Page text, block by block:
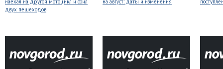
наехал на другой мотоцикл и сбил
двух пешеходов
на август: даты и изменения